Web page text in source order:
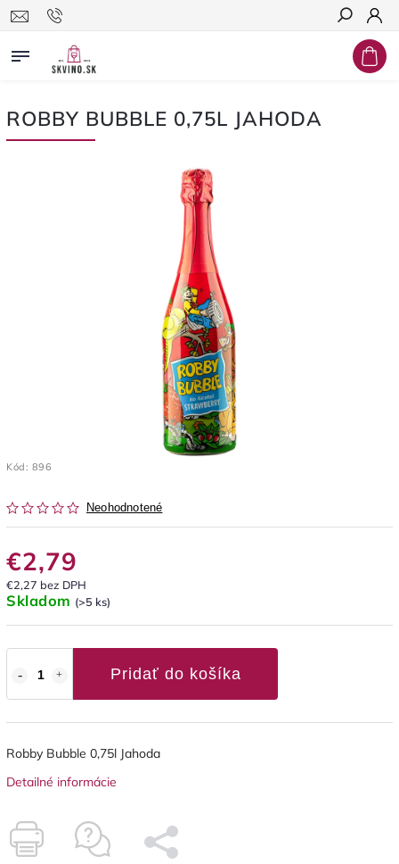
Hľadať
ROBBY BUBBLE 0,75L JAHODA
Kód: 896
Neohodnotené
€2,79
€2,27 bez DPH
Skladom (>5 ks)
Pridať do košíka
Robby Bubble 0,75l Jahoda
Detailné informácie